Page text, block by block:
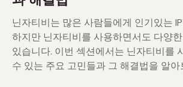
닌자티비는 많은 사람들에게 인기있는
하지만 닌자티비를 사용하면서도 다양
있습니다. 이번 섹션에서는 닌자티비를
수 있는 주요 고민들과 그 해결법을 알아